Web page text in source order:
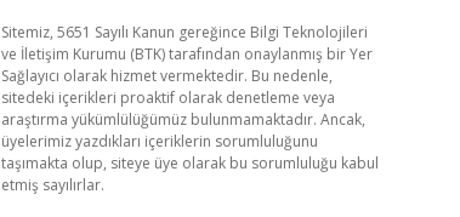
Sitemiz, 5651 Sayılı Kanun gereğince Bilgi Teknolojileri
ve İletişim Kurumu (BTK) tarafından onaylanmış bir Yer
Sağlayıcı olarak hizmet vermektedir. Bu nedenle,
sitedeki içerikleri proaktif olarak denetleme veya
araştırma yükümlülüğümüz bulunmamaktadır. Ancak,
üyelerimiz yazdıkları içeriklerin sorumluluğunu
taşımakta olup, siteye üye olarak bu sorumluluğu kabul
etmiş sayılırlar.